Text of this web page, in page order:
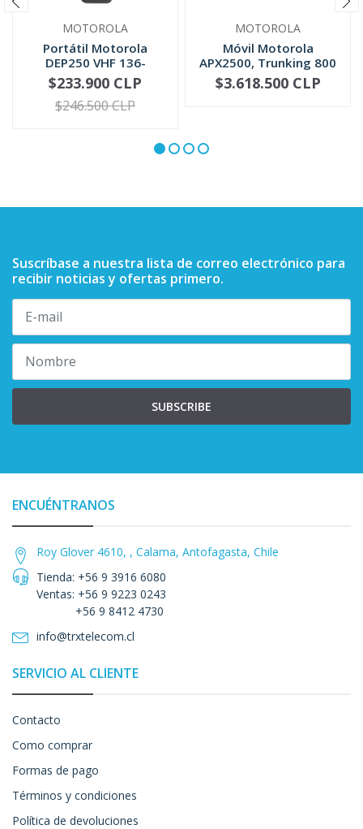
MOTOROLA
Portátil Motorola
DEP250 VHF 136-
174MHz / UHF 4...
VER OPCIONES
$233.900 CLP
$246.500 CLP
MOTOROLA
Móvil Motorola
APX2500, Trunking 800
Mhz, P25/P...
+
$3.618.500 CLP
Suscríbase a nuestra lista de correo electrónico para
recibir noticias y ofertas primero.
SUBSCRIBE
ENCUÉNTRANOS
Roy Glover 4610, , Calama, Antofagasta, Chile
Tienda: +56 9 3916 6080
Ventas: +56 9 9223 0243
+56 9 8412 4730
info@trxtelecom.cl
SERVICIO AL CLIENTE
Contacto
Como comprar
Formas de pago
Términos y condiciones
Política de devoluciones